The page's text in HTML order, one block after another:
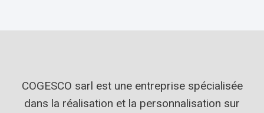
COGESCO sarl est une entreprise spécialisée
dans la réalisation et la personnalisation sur